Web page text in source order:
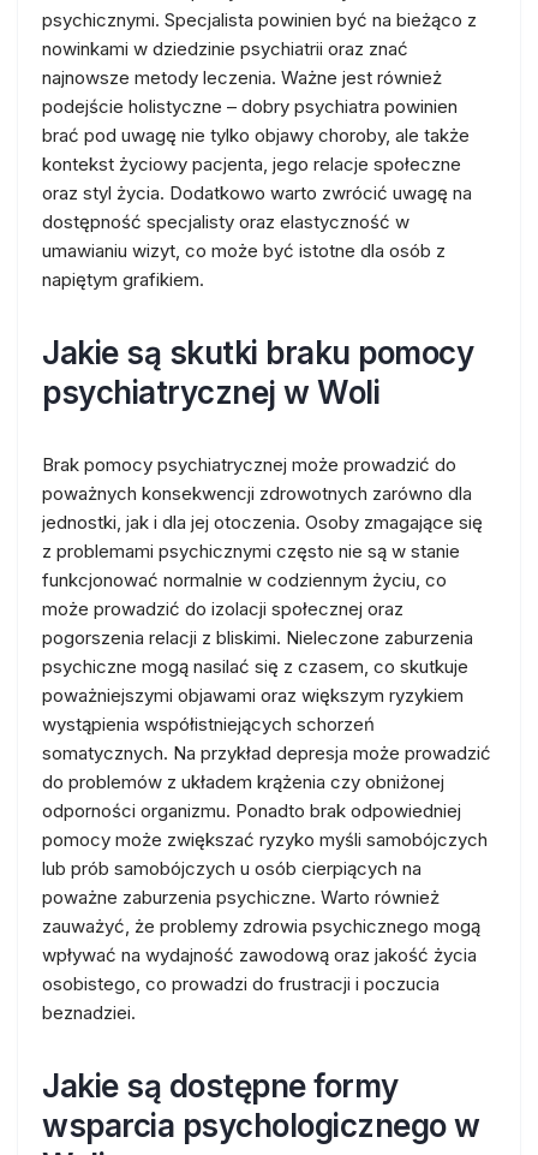
psychicznymi. Specjalista powinien być na bieżąco z
nowinkami w dziedzinie psychiatrii oraz znać
najnowsze metody leczenia. Ważne jest również
podejście holistyczne – dobry psychiatra powinien
brać pod uwagę nie tylko objawy choroby, ale także
kontekst życiowy pacjenta, jego relacje społeczne
oraz styl życia. Dodatkowo warto zwrócić uwagę na
dostępność specjalisty oraz elastyczność w
umawianiu wizyt, co może być istotne dla osób z
napiętym grafikiem.
Jakie są skutki braku pomocy
psychiatrycznej w Woli
Brak pomocy psychiatrycznej może prowadzić do
poważnych konsekwencji zdrowotnych zarówno dla
jednostki, jak i dla jej otoczenia. Osoby zmagające się
z problemami psychicznymi często nie są w stanie
funkcjonować normalnie w codziennym życiu, co
może prowadzić do izolacji społecznej oraz
pogorszenia relacji z bliskimi. Nieleczone zaburzenia
psychiczne mogą nasilać się z czasem, co skutkuje
poważniejszymi objawami oraz większym ryzykiem
wystąpienia współistniejących schorzeń
somatycznych. Na przykład depresja może prowadzić
do problemów z układem krążenia czy obniżonej
odporności organizmu. Ponadto brak odpowiedniej
pomocy może zwiększać ryzyko myśli samobójczych
lub prób samobójczych u osób cierpiących na
poważne zaburzenia psychiczne. Warto również
zauważyć, że problemy zdrowia psychicznego mogą
wpływać na wydajność zawodową oraz jakość życia
osobistego, co prowadzi do frustracji i poczucia
beznadziei.
Jakie są dostępne formy
wsparcia psychologicznego w